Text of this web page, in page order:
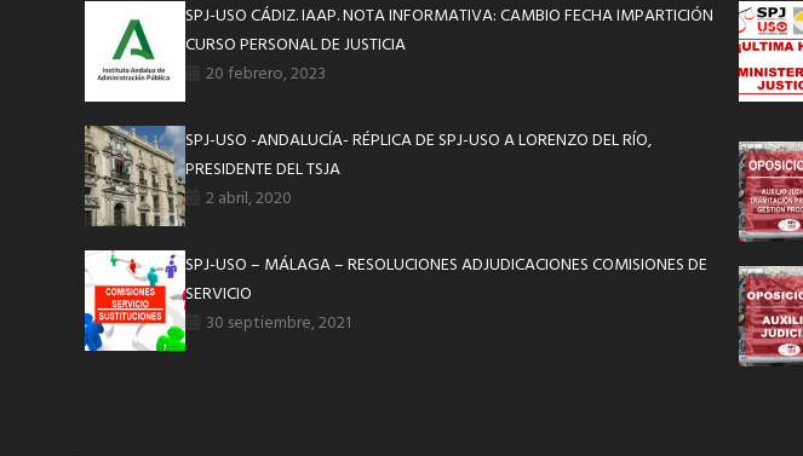
SPJ-USO CÁDIZ. IAAP. NOTA INFORMATIVA: CAMBIO FECHA IMPARTICIÓN
CURSO PERSONAL DE JUSTICIA
20 febrero, 2023
SPJ-USO -ANDALUCÍA- RÉPLICA DE SPJ-USO A LORENZO DEL RÍO,
PRESIDENTE DEL TSJA
2 abril, 2020
SPJ-USO – MÁLAGA – RESOLUCIONES ADJUDICACIONES COMISIONES DE
SERVICIO
30 septiembre, 2021